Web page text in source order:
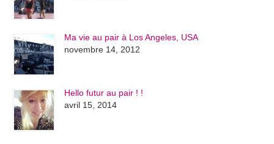
Ma vie au pair à Los Angeles, USA
novembre 14, 2012
Hello futur au pair ! !
avril 15, 2014